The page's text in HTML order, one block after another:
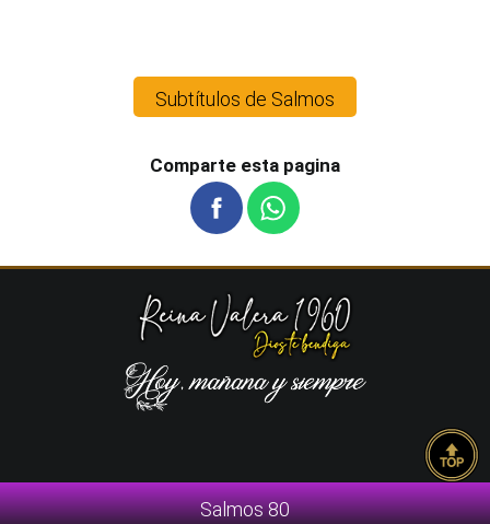
Subtítulos de Salmos
Comparte esta pagina
Salmos 80